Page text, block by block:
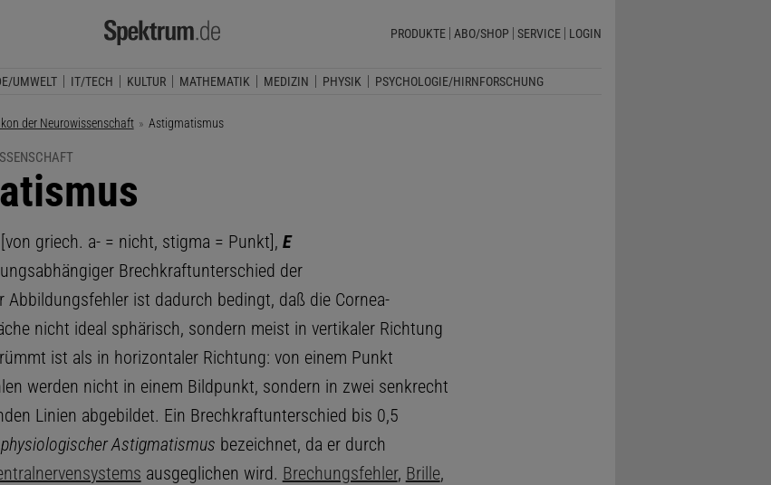
PRODUKTE ABO/SHOP SERVICE LOGIN
UMWELT IT/TECH KULTUR MATHEMATIK MEDIZIN PHYSIK PSYCHOLOGIE/HIRNFORSCHUNG
der Neurowissenschaft Aktuelle Seite:
Astigmatismus
[von griech. a- = nicht, stigma = Punkt], E
Brechkraftunterschied der
Abbildungsfehler ist dadurch bedingt, daß die Cornea-
nicht ideal sphärisch, sondern meist in vertikaler Richtung
ist als in horizontaler Richtung: von einem Punkt
werden nicht in einem Bildpunkt, sondern in zwei senkrecht
Linien abgebildet. Ein Brechkraftunterschied bis 0,5
physiologischer Astigmatismus bezeichnet, da er durch
ausgeglichen wird. Brechungsfehler, Brille,